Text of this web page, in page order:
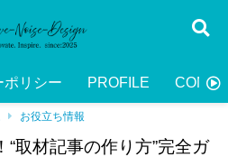
ポリシー PROFILE
お役立ち情報
取材記事の作り方”完全ガ